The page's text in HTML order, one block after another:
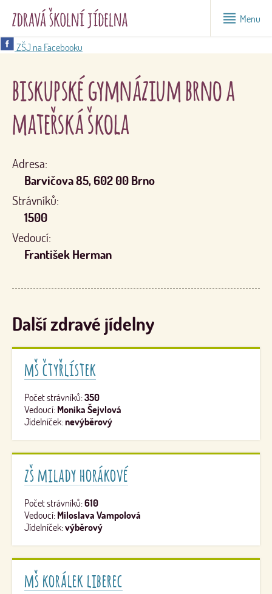
Menu
ZŠJ na Facebooku
biskupské gymnázium brno a
mateřská škola
Adresa:
Barvičova 85, 602 00 Brno
Strávníků:
1500
Vedoucí:
František Herman
Další zdravé jídelny
mš čtyřlístek
Počet strávníků:350
Vedoucí: Monika Šejvlová
Jídelníček:nevýběrový
zš milady horákové
Počet strávníků:610
Vedoucí: Miloslava Vampolová
Jídelníček:výběrový
mš korálek liberec